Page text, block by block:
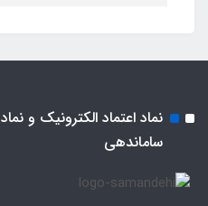
نماد اعتماد الکترونیک و نماد
ساماندهی